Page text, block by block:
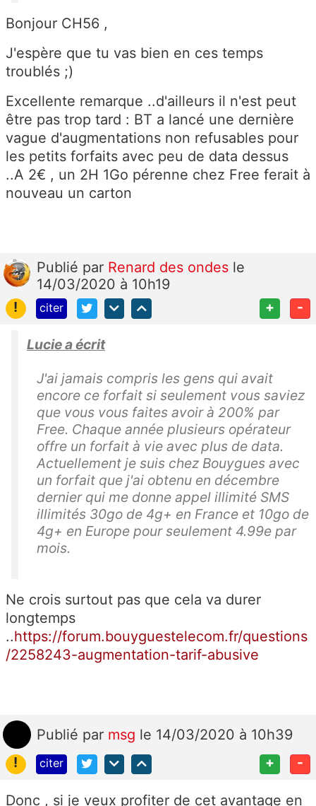
Bonjour CH56 ,
J'espère que tu vas bien en ces temps
troublés ;)
Excellente remarque ..d'ailleurs il n'est peut
être pas trop tard : BT a lancé une dernière
vague d'augmentations non refusables pour
les petits forfaits avec peu de data dessus
..A 2€ , un 2H 1Go pérenne chez Free ferait à
nouveau un carton
Publié par Renard des ondes le
14/03/2020 à 10h19
!
citer + -
Lucie a écrit
J'ai jamais compris les gens qui avait
encore ce forfait si seulement vous saviez
que vous vous faites avoir à 200% par
Free. Chaque année plusieurs opérateur
offre un forfait à vie avec plus de data.
Actuellement je suis chez Bouygues avec
un forfait que j'ai obtenu en décembre
dernier qui me donne appel illimité SMS
illimités 30go de 4g+ en France et 10go de
4g+ en Europe pour seulement 4.99e par
mois.
Ne crois surtout pas que cela va durer
longtemps
..https://forum.bouyguestelecom.fr/questions
/2258243-augmentation-tarif-abusive
Publié par msg le 14/03/2020 à 10h39
!
citer + -
Donc , si je veux profiter de cet avantage en